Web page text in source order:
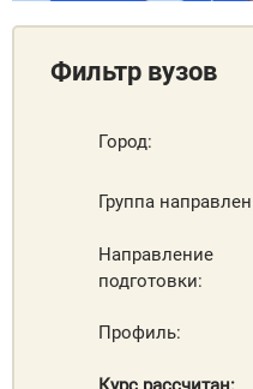
Фильтр вузов
Город:
Группа
Направление
подготовки:
Профиль: